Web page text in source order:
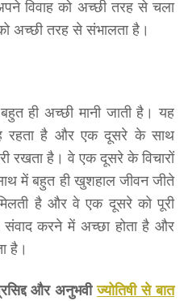
विवाह को अच्छी तरह से चला
अच्छी तरह से संभालता है।
ही अच्छी मानी जाती है। यह
रहता है और एक दूसरे के साथ
रखता है। वे एक दूसरे के विचारों
में बहुत ही खुशहाल जीवन जीते
है और वे एक दूसरे को पूरी
करने में अच्छा होता है और
है।
और अनुभवीज्योतिषी से बात